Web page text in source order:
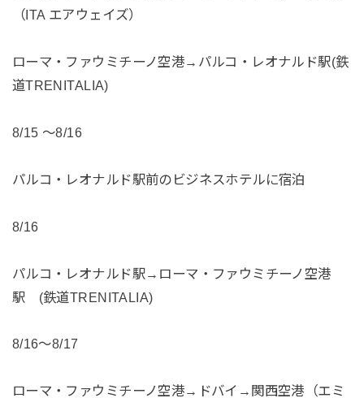
（ITA エアウェイズ）
ローマ・ファウミチーノ空港→パルコ・レオナルド駅(鉄
道TRENITALIA)
8/15 〜8/16
パルコ・レオナルド駅前のビジネスホテルに宿泊
8/16
パルコ・レオナルド駅→ローマ・ファウミチーノ空港
駅 (鉄道TRENITALIA)
8/16〜8/17
ローマ・ファウミチーノ空港→ドバイ→関西空港（エミ